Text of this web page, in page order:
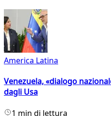
America Latina
Venezuela, «dialogo
dagli Usa
1 min di lettura